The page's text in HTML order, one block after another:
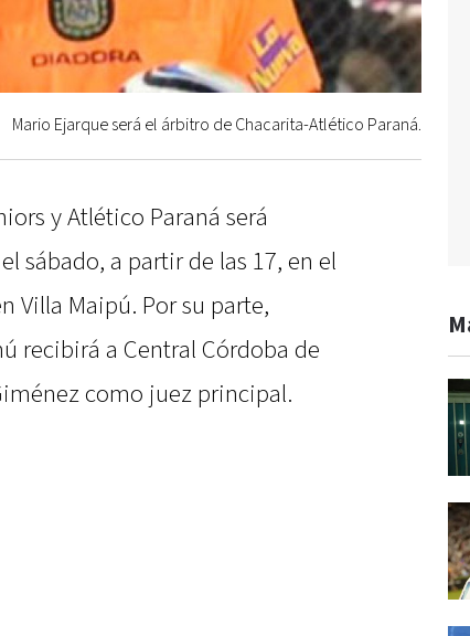
Mario Ejarque será el árbitro de Chacarita-Atlético Paraná.
y Atlético Paraná será
sábado, a partir de las 17, en el
Villa Maipú. Por su parte,
recibirá a Central Córdoba de
como juez principal.